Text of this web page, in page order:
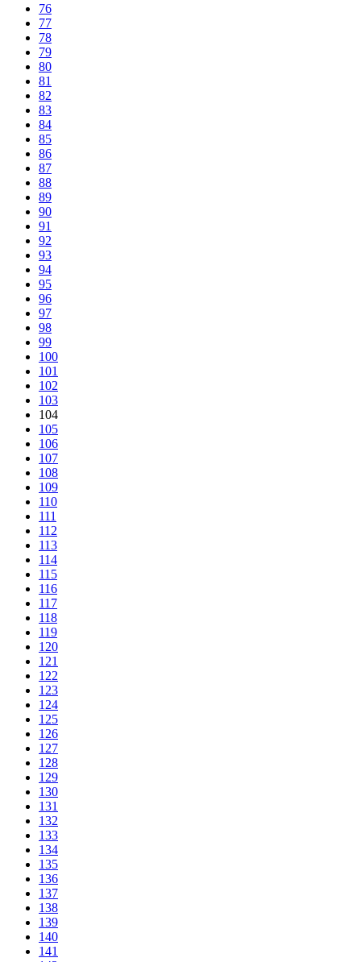
76
77
78
79
80
81
82
83
84
85
86
87
88
89
90
91
92
93
94
95
96
97
98
99
100
101
102
103
104
105
106
107
108
109
110
111
112
113
114
115
116
117
118
119
120
121
122
123
124
125
126
127
128
129
130
131
132
133
134
135
136
137
138
139
140
141